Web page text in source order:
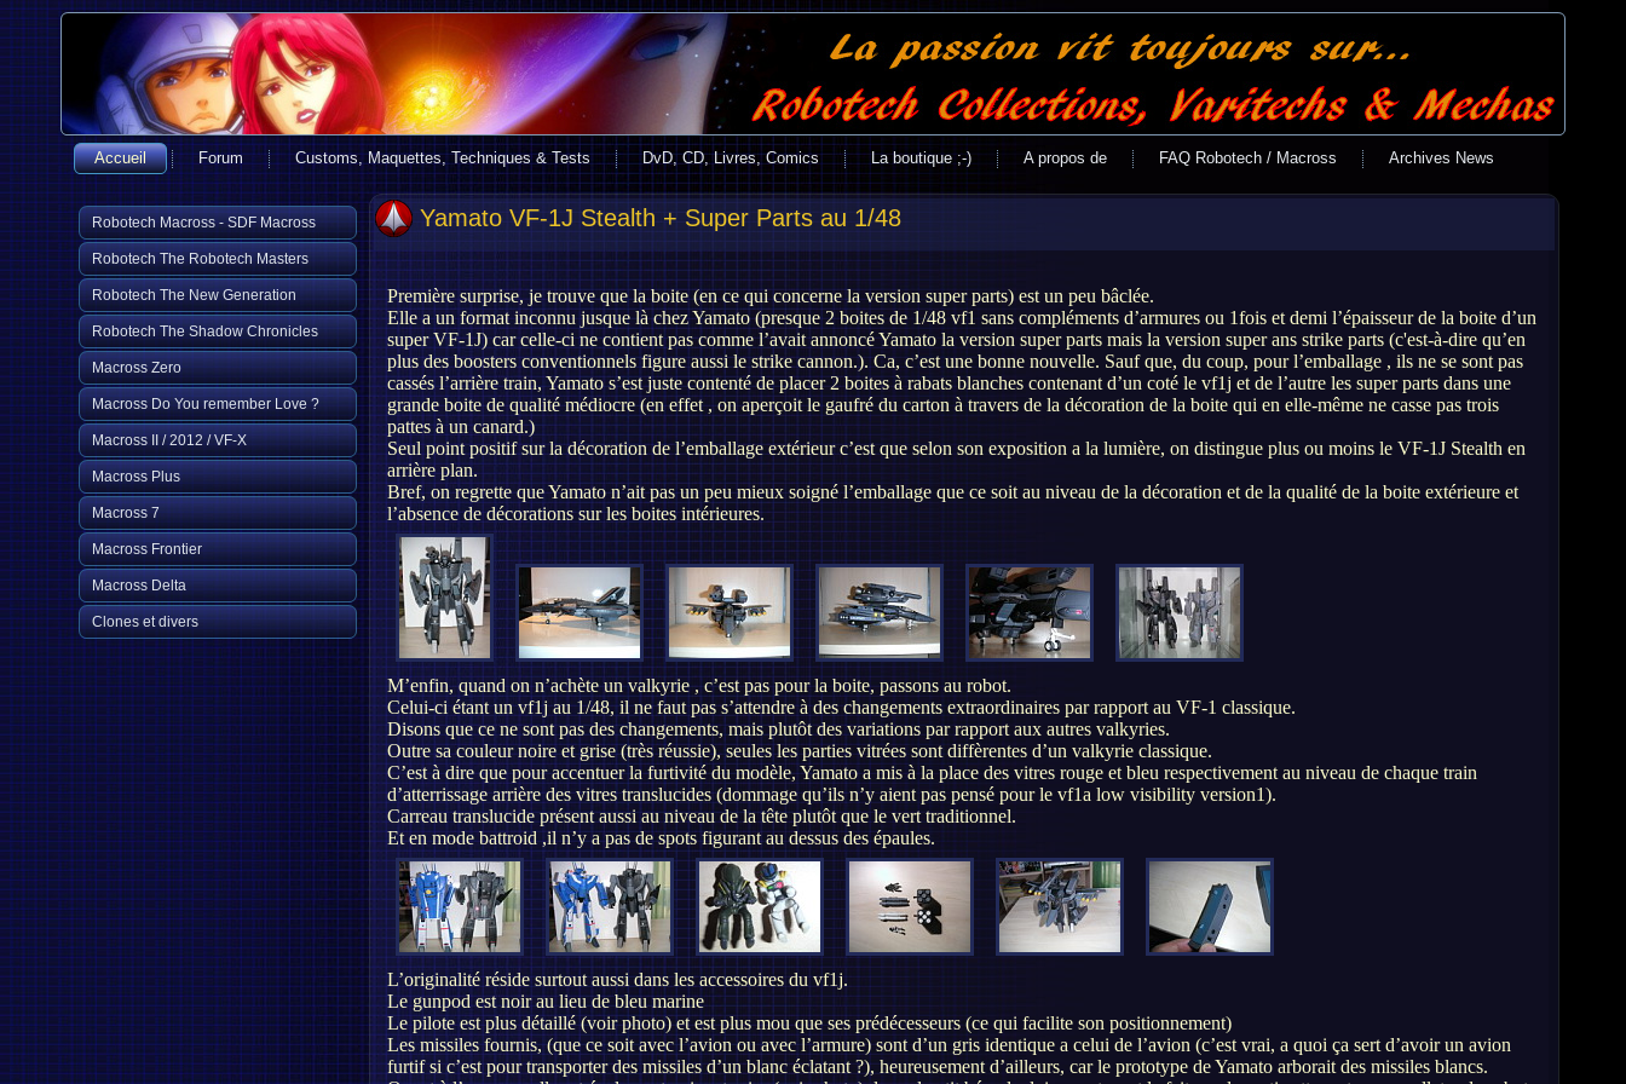
Accueil Forum Customs, Maquettes, Techniques & Tests DvD, CD, Livres, Comics La boutique ;-) A propos de FAQ Robotech / Macross Archives News
Robotech Macross - SDF Macross
Robotech The Robotech Masters
Robotech The New Generation
Robotech The Shadow Chronicles
Macross Zero
Macross Do You remember Love ?
Macross II / 2012 / VF-X
Macross Plus
Macross 7
Macross Frontier
Macross Delta
Clones et divers
Yamato VF-1J Stealth + Super Parts au 1/48
Première surprise, je trouve que la boite (en ce qui concerne la version super parts) est un peu bâclée.
Elle a un format inconnu jusque là chez Yamato (presque 2 boites de 1/48 vf1 sans compléments d’armures ou 1fois et demi l’épaisseur de la boite d’un
super VF-1J) car celle-ci ne contient pas comme l’avait annoncé Yamato la version super parts mais la version super ans strike parts (c'est-à-dire qu’en
plus des boosters conventionnels figure aussi le strike cannon.). Ca, c’est une bonne nouvelle. Sauf que, du coup, pour l’emballage , ils ne se sont pas
cassés l’arrière train, Yamato s’est juste contenté de placer 2 boites à rabats blanches contenant d’un coté le vf1j et de l’autre les super parts dans une
grande boite de qualité médiocre (en effet , on aperçoit le gaufré du carton à travers de la décoration de la boite qui en elle-même ne casse pas trois
pattes à un canard.)
Seul point positif sur la décoration de l’emballage extérieur c’est que selon son exposition a la lumière, on distingue plus ou moins le VF-1J Stealth en
arrière plan.
Bref, on regrette que Yamato n’ait pas un peu mieux soigné l’emballage que ce soit au niveau de la décoration et de la qualité de la boite extérieure et
l’absence de décorations sur les boites intérieures.
M’enfin, quand on n’achète un valkyrie , c’est pas pour la boite, passons au robot.
Celui-ci étant un vf1j au 1/48, il ne faut pas s’attendre à des changements extraordinaires par rapport au VF-1 classique.
Disons que ce ne sont pas des changements, mais plutôt des variations par rapport aux autres valkyries.
Outre sa couleur noire et grise (très réussie), seules les parties vitrées sont diffèrentes d’un valkyrie classique.
C’est à dire que pour accentuer la furtivité du modèle, Yamato a mis à la place des vitres rouge et bleu respectivement au niveau de chaque train
d’atterrissage arrière des vitres translucides (dommage qu’ils n’y aient pas pensé pour le vf1a low visibility version1).
Carreau translucide présent aussi au niveau de la tête plutôt que le vert traditionnel.
Et en mode battroid ,il n’y a pas de spots figurant au dessus des épaules.
L’originalité réside surtout aussi dans les accessoires du vf1j.
Le gunpod est noir au lieu de bleu marine
Le pilote est plus détaillé (voir photo) et est plus mou que ses prédécesseurs (ce qui facilite son positionnement)
Les missiles fournis, (que ce soit avec l’avion ou avec l’armure) sont d’un gris identique a celui de l’avion (c’est vrai, a quoi ça sert d’avoir un avion
furtif si c’est pour transporter des missiles d’un blanc éclatant ?), heureusement d’ailleurs, car le prototype de Yamato arborait des missiles blancs.